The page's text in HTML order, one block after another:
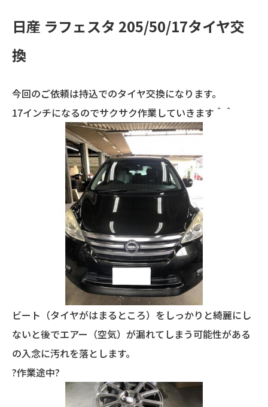
日産 ラフェスタ 205/50/17タイヤ交
換
今回のご依頼は持込でのタイヤ交換になります。
17インチになるのでサクサク作業していきます＾＾
ビート（タイヤがはまるところ）をしっかりと綺麗にし
ないと後でエアー（空気）が漏れてしまう可能性がある
の入念に汚れを落とします。
?作業途中?